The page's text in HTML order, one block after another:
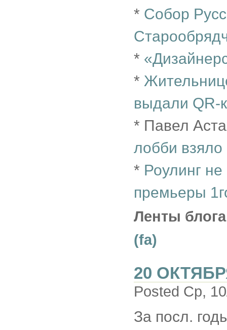
* Собор
*
*
выдали QR-
* Павел
лобби
* Роулинг
премьеры
Ленты
(fa)
20
Posted Ср,
За посл.